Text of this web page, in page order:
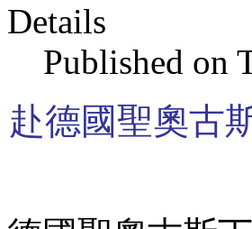
Details
Published on
赴德國聖奧古